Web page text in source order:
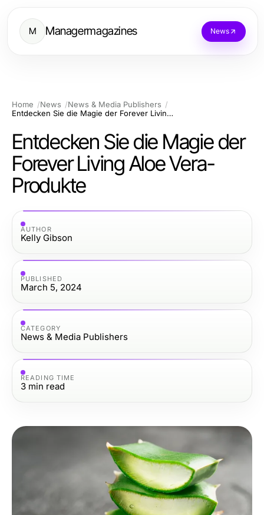
M Managermagazines News
Home News
News & Media Publishers
Entdecken Sie die Magie der Forever Living Aloe Vera-Produkte
Entdecken Sie die Magie der
Forever Living Aloe Vera-
Produkte
AUTHOR
Kelly Gibson
PUBLISHED
March 5, 2024
CATEGORY
News & Media Publishers
READING TIME
3 min read